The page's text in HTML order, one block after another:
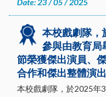
Date: 23 / 05 / 2025
本校戲劇隊，
參與由教育局
節榮獲傑出演員、
合作和傑出整體演出
本校戲劇隊，於2025年